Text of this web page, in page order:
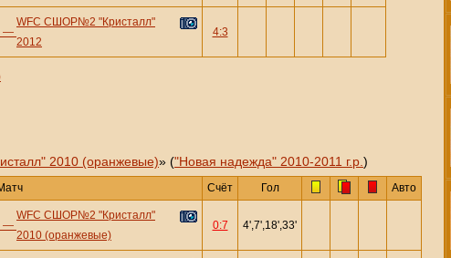
—
WFC СШОР№2 "Кристалл"
2012
4:3
2010 (оранжевые)» ("Новая надежда" 2010-2011 г.р. )
Счёт Гол Авто
—
WFC СШОР№2 "Кристалл"
2010 (оранжевые)
0:7 4',7',18',33'